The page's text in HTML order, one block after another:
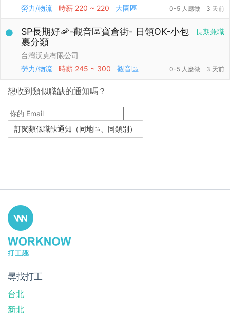
勞力/物流
時薪 220 ~ 220 大園區 0-5 人應徵 3 天前
長期兼職
SP長期好🦐-觀音區寶倉街- 日領OK-小包
裹分類
台灣沃克有限公司
勞力/物流
時薪 245 ~ 300 觀音區 0-5 人應徵 3 天前
想收到類似職缺的通知嗎？
尋找打工
台北
新北